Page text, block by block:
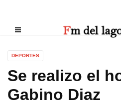
DEPORTES
Se realizo el
Gabino Diaz